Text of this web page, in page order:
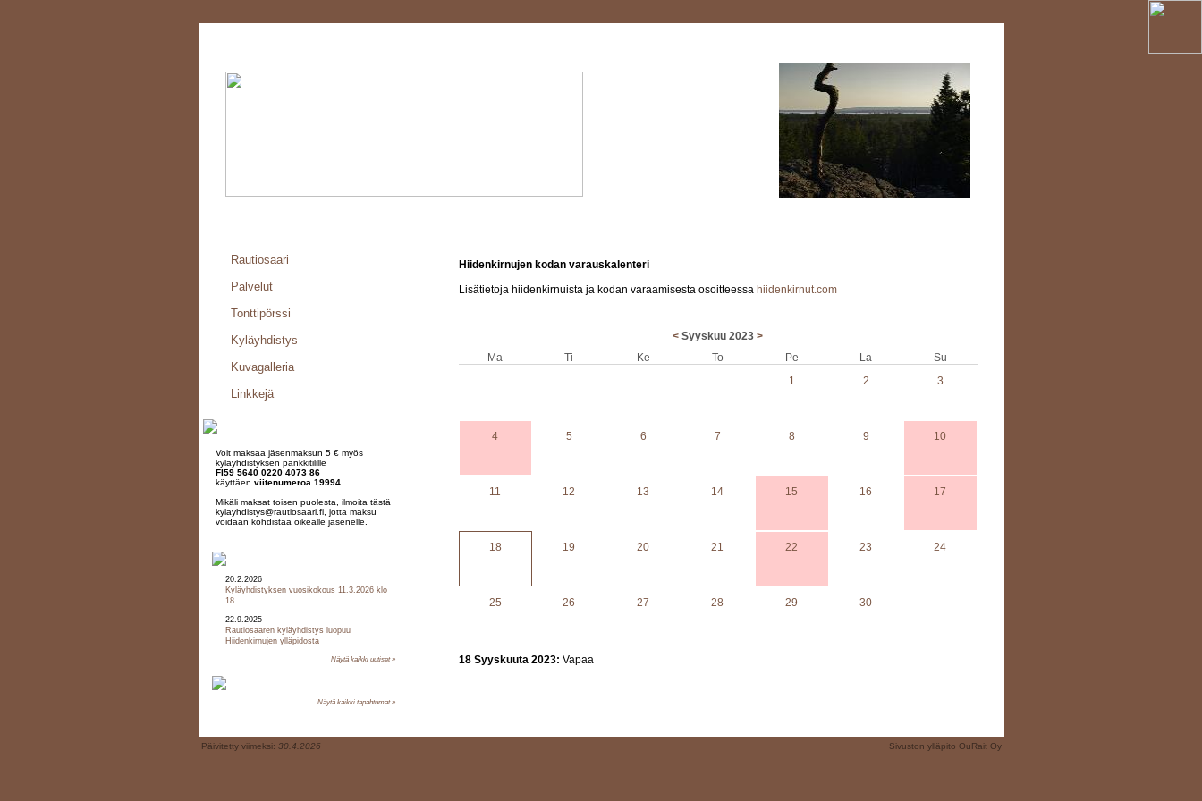
Hiidenkirnujen kodan varauskalenteri
Lisätietoja hiidenkirnuista ja kodan varaamisesta osoitteessa hiidenkirnut.com
< Syyskuu 2023 >
Ma
Ti Ke To Pe La
Su
1
2 3
4 5 6 7 8 9 10
11 12 13 14 15 16 17
18 19 20 21 22 23 24
25 26 27 28 29 30
18 Syyskuuta 2023: Vapaa
Rautiosaari
Palvelut
Tonttipörssi
Kyläyhdistys
Kuvagalleria
Linkkejä
Voit maksaa jäsenmaksun 5 € myös
kyläyhdistyksen pankkitilille
FI59 5640 0220 4073 86
käyttäen viitenumeroa 19994.
Mikäli maksat toisen puolesta, ilmoita tästä
kylayhdistys@rautiosaari.fi, jotta maksu
voidaan kohdistaa oikealle jäsenelle.
20.2.2026
Kyläyhdistyksen vuosikokous 11.3.2026 klo
18
22.9.2025
Rautiosaaren kyläyhdistys luopuu
Hiidenkirnujen ylläpidosta
Näytä kaikki uutiset »
Näytä kaikki tapahtumat »
Päivitetty viimeksi: 30.4.2026 Sivuston ylläpito OuRait Oy